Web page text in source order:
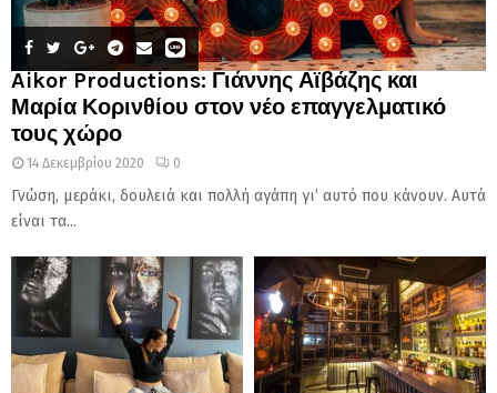
Aikor Productions: Γιάννης Αϊβάζης και
Μαρία Κορινθίου στον νέο επαγγελματικό
τους χώρο
14 Δεκεμβρίου 2020 0
Γνώση, μεράκι, δουλειά και πολλή αγάπη γι’ αυτό που κάνουν. Αυτά
είναι τα...